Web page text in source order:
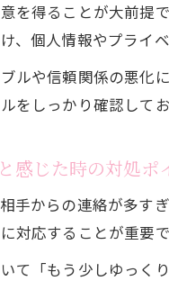
を得ることが大前提
、個人情報やプライ
ルや信頼関係の悪化
をしっかり確認して
感じた時の対処ポ
手からの連絡が多す
対応することが重要で
て「もう少しゆっく